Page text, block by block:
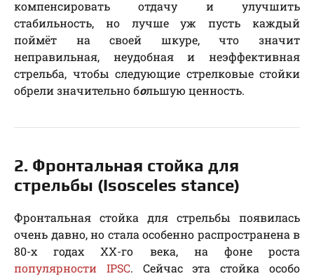
компенсировать отдачу и улучшить
стабильность, но лучше уж пусть каждый
поймёт на своей шкуре, что значит
неправильная, неудобная и неэффективная
стрельба, чтобы следующие стрелковые стойки
обрели значительно большую ценность.
2. Фронтальная стойка для
стрельбы (Isosceles stance)
Фронтальная стойка для стрельбы появилась
очень давно, но стала особенно распространена в
80-х годах XX-го века, на фоне роста
популярности IPSC. Сейчас эта стойка особо